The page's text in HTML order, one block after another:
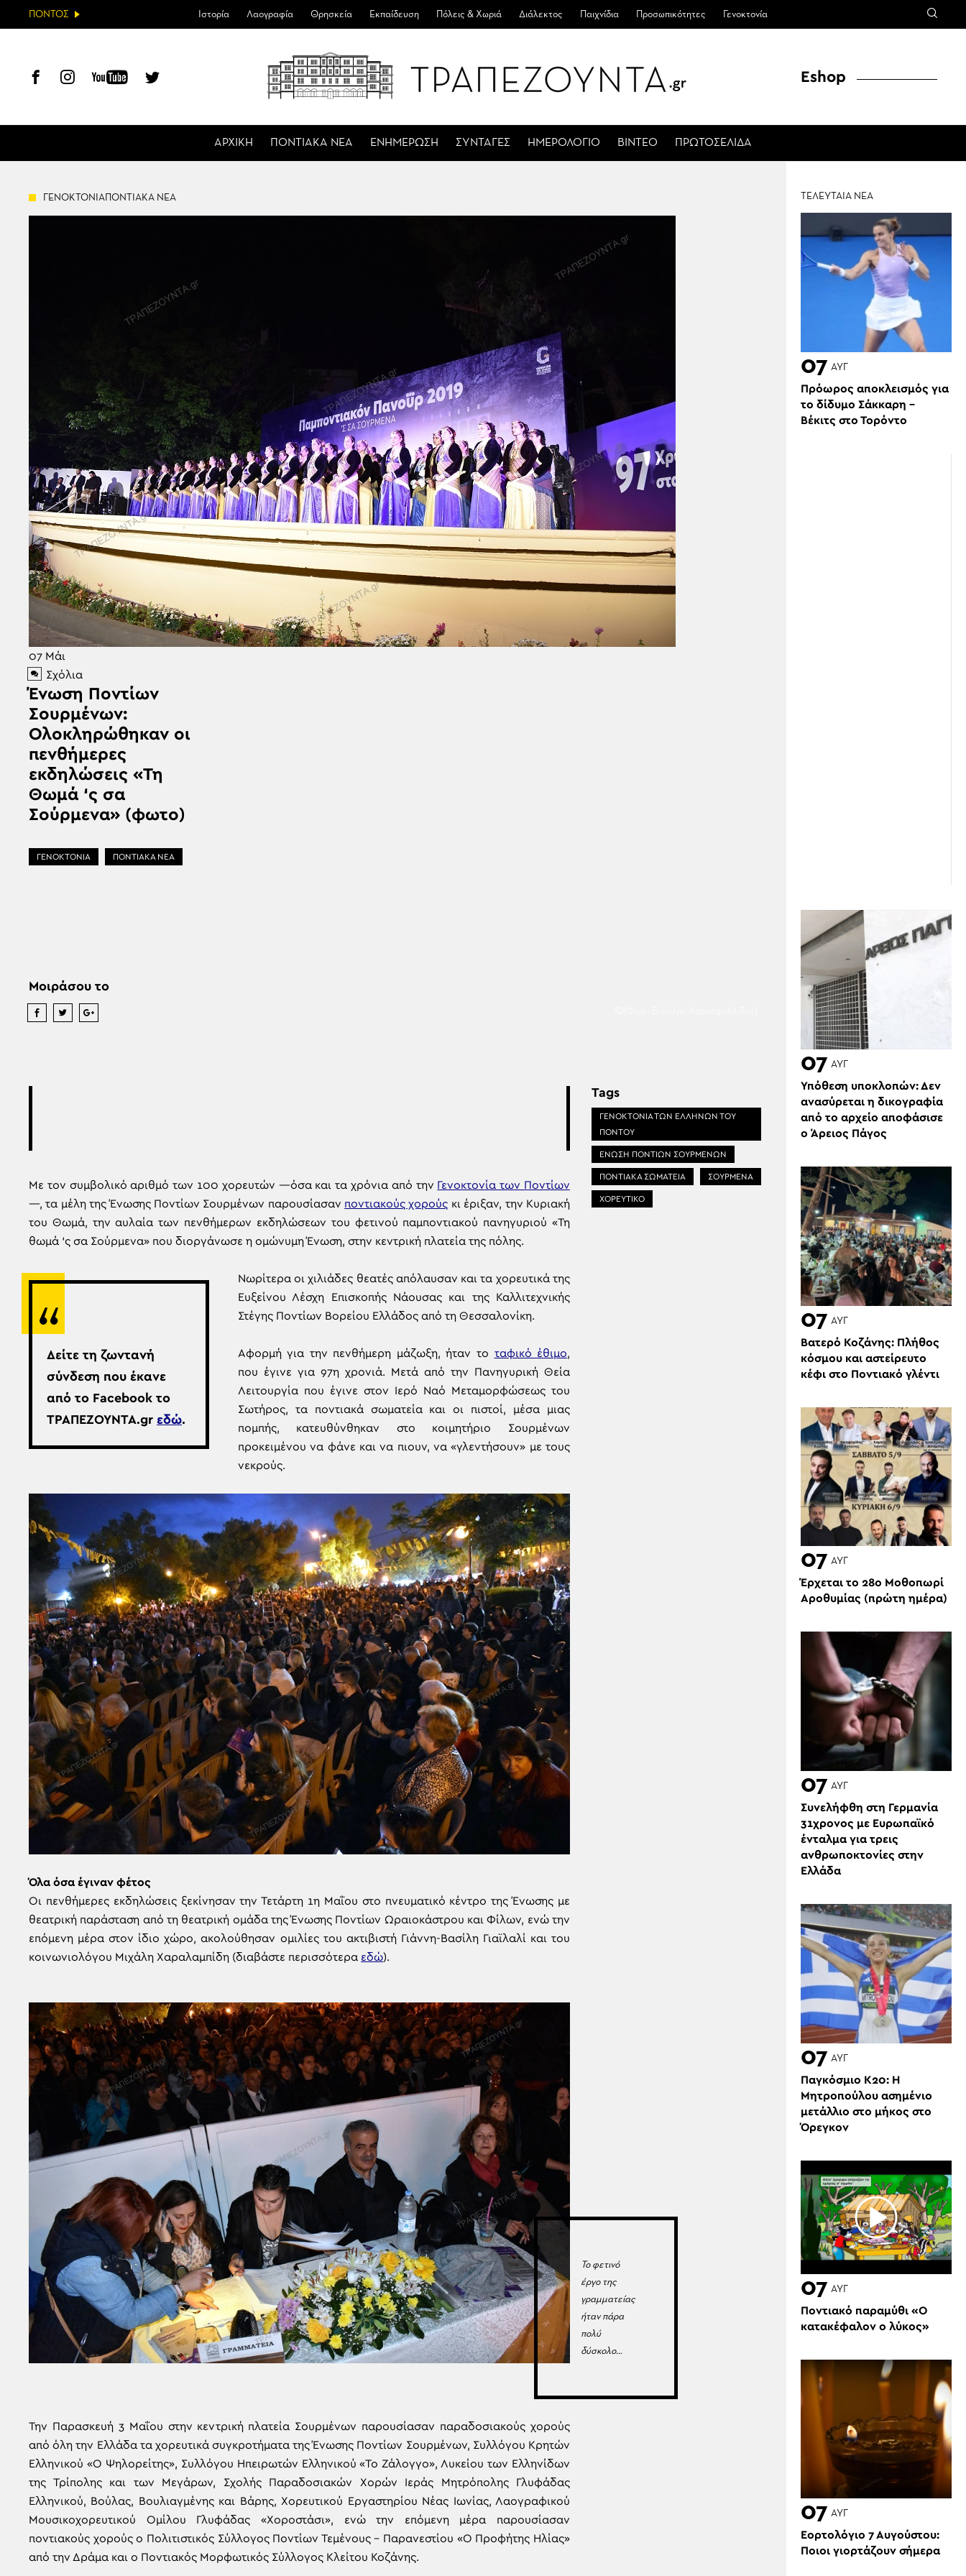
ΠΟΝΤΟΣ Ιστορία Λαογραφία Θρησκεία Εκπαίδευση Πόλεις & Χωριά Διάλεκτος Παιχνίδια Προσωπικότητες Γενοκτονία
ΑΡΧΙΚΗ ΠΟΝΤΙΑΚΑ ΝΕΑ ΕΝΗΜΕΡΩΣΗ ΣΥΝΤΑΓΕΣ ΗΜΕΡΟΛΟΓΙΟ ΒΙΝΤΕΟ ΠΡΩΤΟΣΕΛΙΔΑ
Eshop
ΓΕΝΟΚΤΟΝΙΑΠΟΝΤΙΑΚΑ ΝΕΑ
07 Μάι
Σχόλια
Ένωση Ποντίων
Σουρμένων:
Ολοκληρώθηκαν οι
πενθήμερες
εκδηλώσεις «Τη
Θωμά ‘ς σα
Σούρμενα» (φωτο)
ΓΕΝΟΚΤΟΝΙΑ ΠΟΝΤΙΑΚΑ ΝΕΑ
Μοιράσου το
Με τον συμβολικό αριθμό των 100 χορευτών —όσα και τα χρόνια από την Γενοκτονία των Ποντίων
—, τα μέλη της Ένωσης Ποντίων Σουρμένων παρουσίασαν ποντιακούς χορούς κι έριξαν, την Κυριακή
του Θωμά, την αυλαία των πενθήμερων εκδηλώσεων του φετινού παμποντιακού πανηγυριού «Τη
θωμά ‘ς σα Σούρμενα» που διοργάνωσε η ομώνυμη Ένωση, στην κεντρική πλατεία της πόλης.
Δείτε τη ζωντανή
σύνδεση που έκανε
από το Facebook το
ΤΡΑΠΕΖΟΥΝΤΑ.gr εδώ.
Νωρίτερα οι χιλιάδες θεατές απόλαυσαν και τα χορευτικά της
Ευξείνου Λέσχη Επισκοπής Νάουσας και της Καλλιτεχνικής
Στέγης Ποντίων Βορείου Ελλάδος από τη Θεσσαλονίκη.
Αφορμή για την πενθήμερη μάζωξη, ήταν το ταφικό έθιμο,
που έγινε για 97η χρονιά. Μετά από την Πανηγυρική Θεία
Λειτουργία που έγινε στον Ιερό Ναό Μεταμορφώσεως του
Σωτήρος, τα ποντιακά σωματεία και οι πιστοί, μέσα μιας
πομπής, κατευθύνθηκαν στο κοιμητήριο Σουρμένων
προκειμένου να φάνε και να πιουν, να «γλεντήσουν» με τους
νεκρούς.
Όλα όσα έγιναν φέτος
Οι πενθήμερες εκδηλώσεις ξεκίνησαν την Τετάρτη 1η Μαΐου στο πνευματικό κέντρο της Ένωσης με
θεατρική παράσταση από τη θεατρική ομάδα της Ένωσης Ποντίων Ωραιοκάστρου και Φίλων, ενώ την
επόμενη μέρα στον ίδιο χώρο, ακολούθησαν ομιλίες του ακτιβιστή Γιάννη-Βασίλη Γιαϊλαλί και του
κοινωνιολόγου Μιχάλη Χαραλαμπίδη (διαβάστε περισσότερα εδώ).
Το φετινό
έργο της
γραμματείας
ήταν πάρα
πολύ
δύσκολο…
Την Παρασκευή 3 Μαΐου στην κεντρική πλατεία Σουρμένων παρουσίασαν παραδοσιακούς χορούς
από όλη την Ελλάδα τα χορευτικά συγκροτήματα της Ένωσης Ποντίων Σουρμένων, Συλλόγου Κρητών
Ελληνικού «O Ψηλορείτης», Συλλόγου Ηπειρωτών Ελληνικού «Το Ζάλογγο», Λυκείου των Ελληνίδων
της Τρίπολης και των Μεγάρων, Σχολής Παραδοσιακών Χορών Ιεράς Μητρόπολης Γλυφάδας
Ελληνικού, Βούλας, Βουλιαγμένης και Βάρης, Χορευτικού Εργαστηρίου Νέας Ιωνίας, Λαογραφικού
Μουσικοχορευτικού Ομίλου Γλυφάδας «Χοροστάσι», ενώ την επόμενη μέρα παρουσίασαν
ποντιακούς χορούς ο Πολιτιστικός Σύλλογος Ποντίων Τεμένους – Παρανεστίου «Ο Προφήτης Ηλίας»
από την Δράμα και ο Ποντιακός Μορφωτικός Σύλλογος Κλείτου Κοζάνης.
Tags
ΓΕΝΟΚΤΟΝΙΑ ΤΩΝ ΕΛΛΗΝΩΝ ΤΟΥ
ΠΟΝΤΟΥ
ΕΝΩΣΗ ΠΟΝΤΙΩΝ ΣΟΥΡΜΕΝΩΝ
ΠΟΝΤΙΑΚΑ ΣΩΜΑΤΕΙΑ ΣΟΥΡΜΕΝΑ
ΧΟΡΕΥΤΙΚΟ
ΤΕΛΕΥΤΑΙΑ ΝΕΑ
07 ΑΥΓ
Πρόωρος αποκλεισμός για
το δίδυμο Σάκκαρη –
Βέκιτς στο Τορόντο
07 ΑΥΓ
Υπόθεση υποκλοπών: Δεν
ανασύρεται η δικογραφία
από το αρχείο αποφάσισε
ο Άρειος Πάγος
07 ΑΥΓ
Βατερό Κοζάνης: Πλήθος
κόσμου και αστείρευτο
κέφι στο Ποντιακό γλέντι
07 ΑΥΓ
Έρχεται το 28ο Μοθοπωρί
Αροθυμίας (πρώτη ημέρα)
07 ΑΥΓ
Συνελήφθη στη Γερμανία
31χρονος με Ευρωπαϊκό
ένταλμα για τρεις
ανθρωποκτονίες στην
Ελλάδα
07 ΑΥΓ
Παγκόσμιο Κ20: Η
Μητροπούλου ασημένιο
μετάλλιο στο μήκος στο
Όρεγκον
07 ΑΥΓ
Ποντιακό παραμύθι «Ο
κατακέφαλον ο λύκος»
07 ΑΥΓ
Εορτολόγιο 7 Αυγούστου:
Ποιοι γιορτάζουν σήμερα